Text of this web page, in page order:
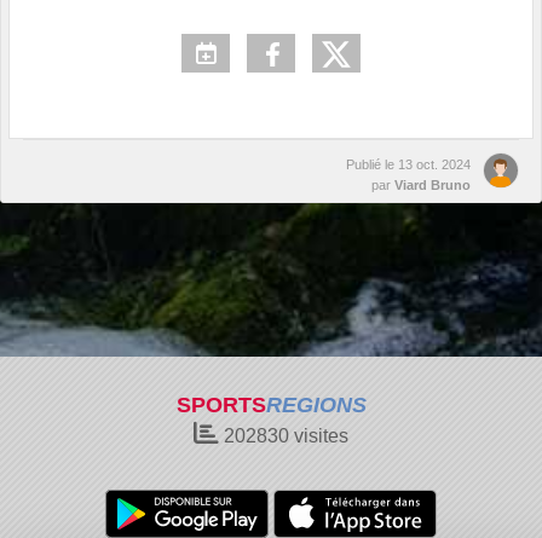
Publié le 13 oct. 2024
par Viard Bruno
SPORTSREGIONS
202830 visites